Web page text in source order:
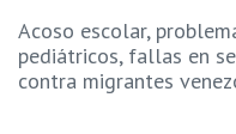
Acoso escolar,
pediátricos, fallas en
contra migrantes